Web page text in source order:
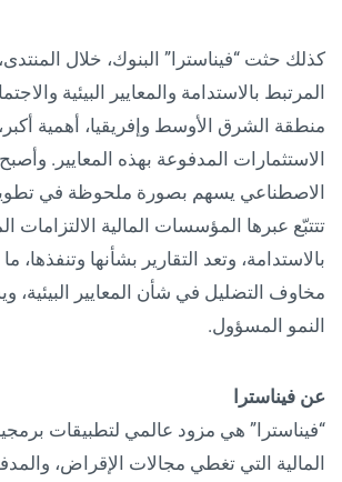
كذلك حثت “فيناسترا” البنوك، خلال
المرتبط بالاستدامة والمعايير البيئية
منطقة الشرق الأوسط وإفريقيا، أهمية
الاستثمارات المدفوعة بهذه المعايير. وأصبح
الاصطناعي يسهم بصورة ملحوظة في
تتتبّع عبرها المؤسسات المالية الالتزامات
بالاستدامة، وتعد التقارير بشأنها
مخاوف التضليل في شأن المعايير البيئية،
النمو المسؤول.
عن فيناسترا
“فيناسترا” هي مزود عالمي لتطبيقات
المالية التي تغطي مجالات الإقراض،